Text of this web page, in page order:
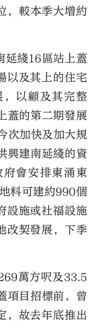
，較本季大增約
延綫16區站上蓋
以及其上的住宅
以顧及其完整
蓋的第二期發展
次加快及加大規
興建南延綫的資
會安排東涌東
料可建約990個
設施或社福設施
改契發展，下季
萬方呎及33.5
項目招標前，曾
，故去年底推出